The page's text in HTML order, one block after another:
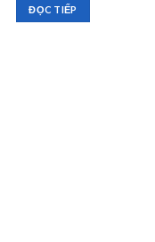
ĐỌC TIẾP